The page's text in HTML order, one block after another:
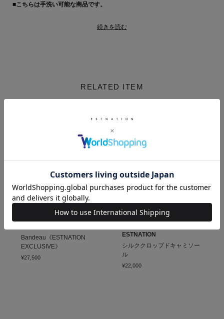
■こちらは手洗い可能な商品です。
【AROMATIQUE for ESTNATION（アロマティック フォー エストネーシ
キャミソールなどヘルシーで上質なインナーウェアを展開。
AROMATIQUE for ESTNATION 商品一覧
続きを読む
RELATED ITEM
Bandeau《ESTNATION
EXCLUSIVE》
¥27,500
ESTNATION
シルククロップドキャミソー
ル
¥22,000